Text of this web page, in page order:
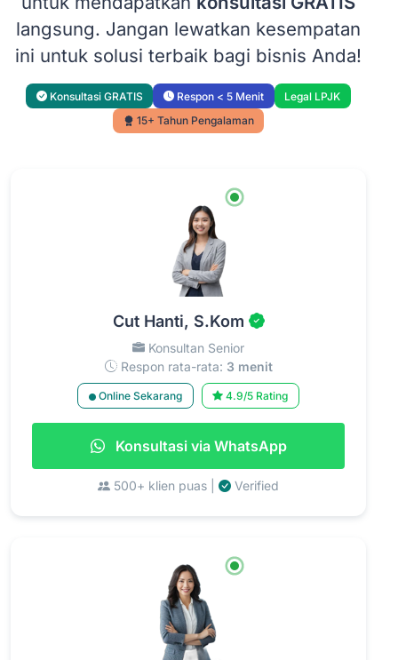
langsung. Jangan lewatkan kesempatan
ini untuk solusi terbaik bagi bisnis Anda!
Konsultasi GRATIS Respon < 5 Menit
Legal LPJK
15+ Tahun Pengalaman
Cut Hanti, S.Kom
Konsultan Senior
Respon rata-rata: 3 menit
Online Sekarang 4.9/5 Rating
Konsultasi via WhatsApp
500+ klien puas | Verified